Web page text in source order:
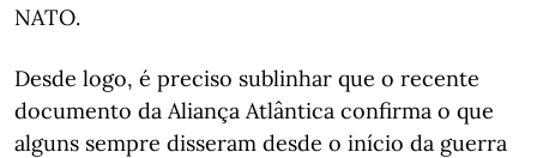
NATO.
Desde logo, é preciso sublinhar que o recente
documento da Aliança Atlântica confirma o que
alguns sempre disseram desde o início da guerra